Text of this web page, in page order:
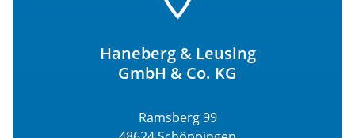
Haneberg & Leusing
GmbH & Co. KG
Ramsberg 99